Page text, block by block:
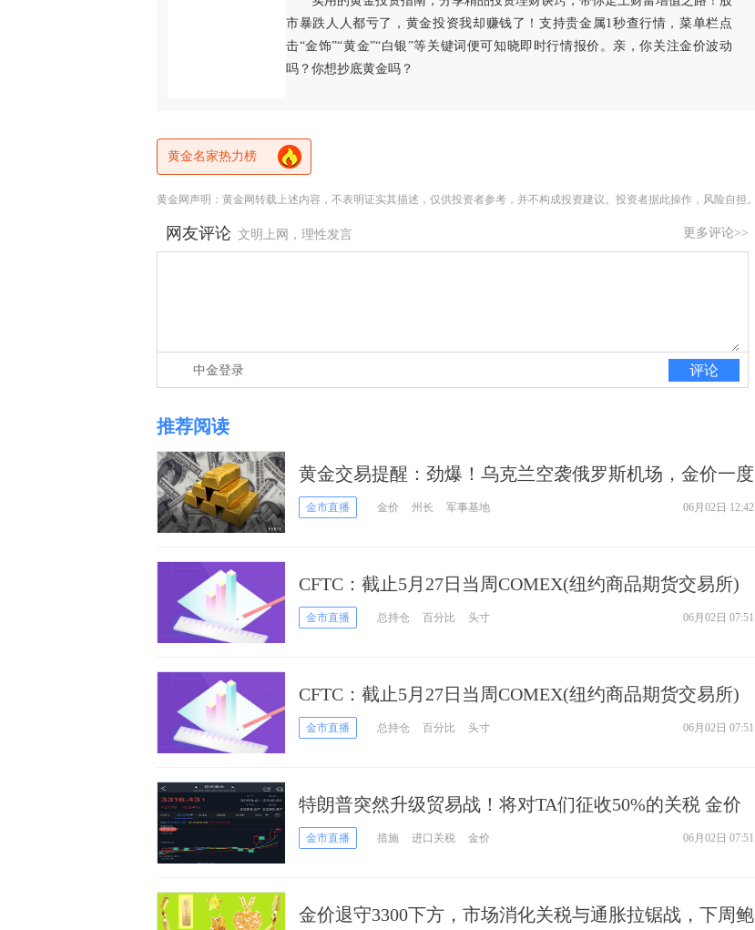
市暴跌人人都亏了，黄金投资我却赚钱了！支持贵金属1秒查行情，菜单栏点
击“金饰”“黄金”“白银”等关键词便可知晓即时行情报价。亲，你关注金价波动
吗？你想抄底黄金吗？
黄金名家热力榜
黄金网声明：黄金网转载上述内容，不表明证实其描述，仅供投资者参考，并不构成投资建议。投资者据此操作，风险自担。
更多评论>>
网友评论 文明上网，理性发言
评论
中金登录
推荐阅读
黄金交易提醒：劲爆！乌克兰空袭俄罗斯机场，金价一度
跳涨逾20美元，关注和平会谈
金市直播 金价 州长 军事基地 06月02日 12:42
CFTC：截止5月27日当周COMEX(纽约商品期货交易所)
黄金期货持仓报告
金市直播 总持仓 百分比 头寸 06月02日 07:51
CFTC：截止5月27日当周COMEX(纽约商品期货交易所)
黄金期货和期权持仓报告
金市直播 总持仓 百分比 头寸 06月02日 07:51
特朗普突然升级贸易战！将对TA们征收50%的关税 金价
早盘飙升近28美元
金市直播 措施 进口关税 金价 06月02日 07:51
金价退守3300下方，市场消化关税与通胀拉锯战，下周鲍